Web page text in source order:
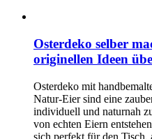
Osterdeko selber
originellen Ideen
Osterdeko mit
Natur-Eier sind eine
individuell und naturnah
von echten Eiern
sich perfekt für den Tisch,